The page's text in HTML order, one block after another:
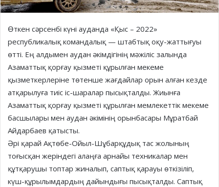
Өткен сәрсенбі күні ауданда «Қыс – 2022»
республикалық командалық — штабтық оқу-жаттығуы
өтті. Ең алдымен аудан әкімдігінің мәжіліс залында
Азаматтық қорғау қызметі құрылған мекеме
қызметкерлеріне төтенше жағдайлар орын алған кезде
атқарылуға тиіс іс-шаралар пысықталды. Жиынға
Азаматтық қорғау қызметі құрылған мемлекеттік мекеме
басшылары мен аудан әкімінің орынбасары Мұратбай
Айдарбаев қатысты.
Әрі қарай Ақтөбе-Ойыл-Шұбарқұдық тас жолының
тоғысқан жеріндегі алаңға арнайы техникалар мен
құтқарушы топтар жиналып, саптық қарауы өткізіліп,
күш-құрылымдардың дайындығы пысықталды. Саптық